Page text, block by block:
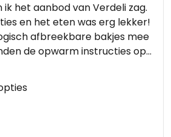
ik het aanbod van Verdeli zag.
en het eten was erg lekker!
afbreekbare bakjes mee
de opwarm instructies op
Zou zeker nog een
kopen, vooral de orzo salade